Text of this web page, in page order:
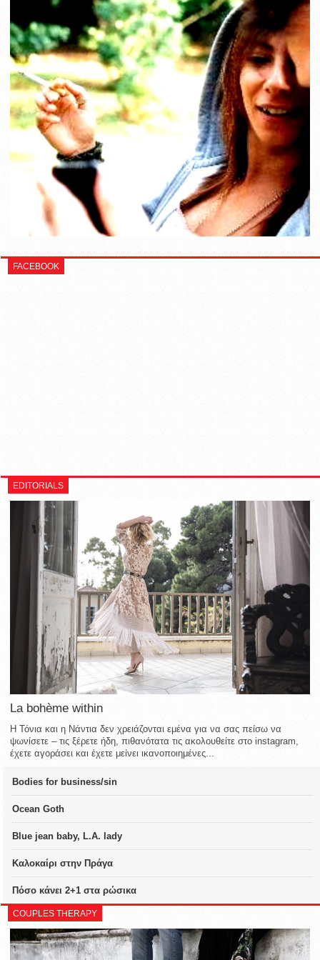
FACEBOOK
EDITORIALS
La bohème within
Η Τόνια και η Νάντια δεν χρειάζονται εμένα για να σας πείσω να
ψωνίσετε – τις ξέρετε ήδη, πιθανότατα τις ακολουθείτε στο instagram,
έχετε αγοράσει και έχετε μείνει ικανοποιημένες...
Bodies for business/sin
Ocean Goth
Blue jean baby, L.A. lady
Καλοκαίρι στην Πράγα
Πόσο κάνει 2+1 στα ρώσικα
COUPLES THERAPY